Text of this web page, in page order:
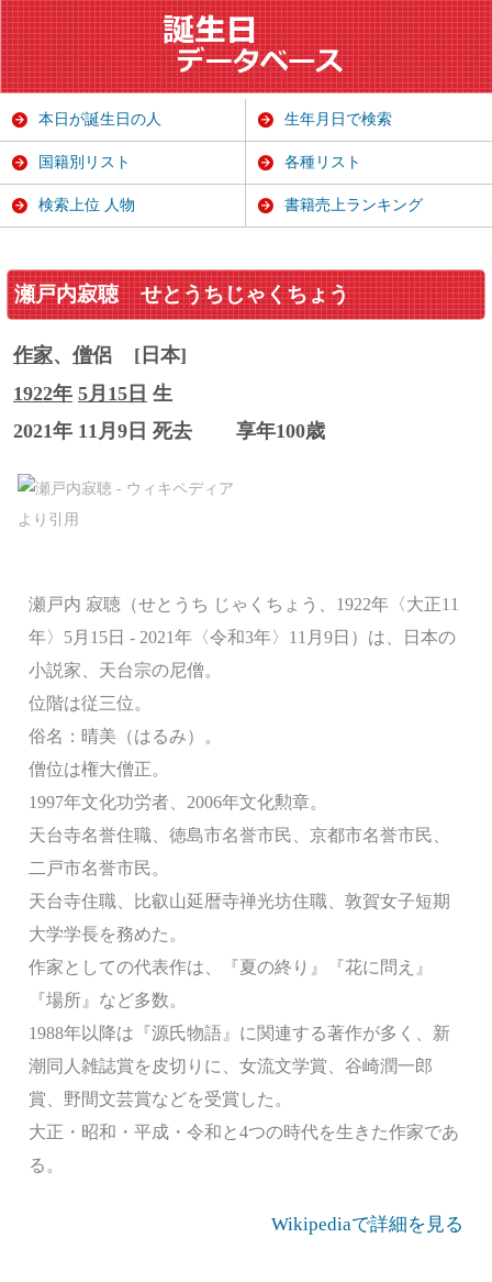
瀬戸内寂聴 せとうちじゃくちょう
作家、 僧侶
[日本]
1922年 5月15日 生
2021年 11月9日 死去
享年100歳
瀬戸内 寂聴（せとうち じゃくちょう、1922年〈大正11
年〉5月15日 - 2021年〈令和3年〉11月9日）は、日本の
小説家、天台宗の尼僧。
位階は従三位。
俗名：晴美（はるみ）。
僧位は権大僧正。
1997年文化功労者、2006年文化勲章。
天台寺名誉住職、徳島市名誉市民、京都市名誉市民、
二戸市名誉市民。
天台寺住職、比叡山延暦寺禅光坊住職、敦賀女子短期
大学学長を務めた。
作家としての代表作は、『夏の終り』『花に問え』
『場所』など多数。
1988年以降は『源氏物語』に関連する著作が多く、新
潮同人雑誌賞を皮切りに、女流文学賞、谷崎潤一郎
賞、野間文芸賞などを受賞した。
大正・昭和・平成・令和と4つの時代を生きた作家であ
る。
Wikipediaで詳細を見る
本日が誕生日の人 生年月日で検索
国籍別リスト 各種リスト
検索上位 人物 書籍売上ランキング